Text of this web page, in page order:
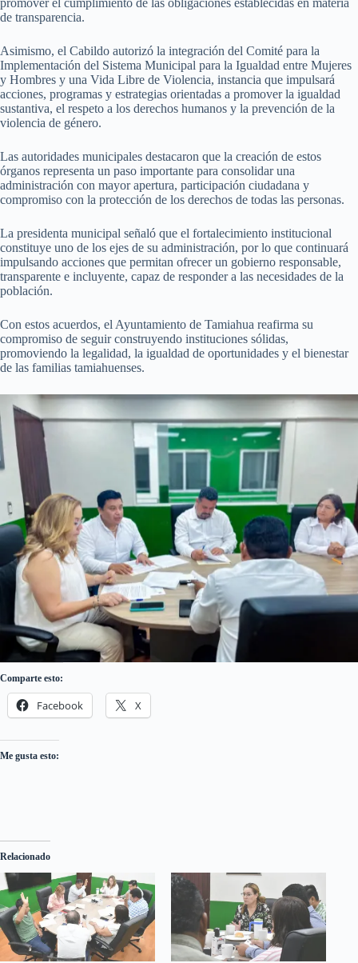
de transparencia.
Asimismo, el Cabildo autorizó la integración del Comité para la
Implementación del Sistema Municipal para la Igualdad entre Mujeres
y Hombres y una Vida Libre de Violencia, instancia que impulsará
acciones, programas y estrategias orientadas a promover la igualdad
sustantiva, el respeto a los derechos humanos y la prevención de la
violencia de género.
Las autoridades municipales destacaron que la creación de estos
órganos representa un paso importante para consolidar una
administración con mayor apertura, participación ciudadana y
compromiso con la protección de los derechos de todas las personas.
La presidenta municipal señaló que el fortalecimiento institucional
constituye uno de los ejes de su administración, por lo que continuará
impulsando acciones que permitan ofrecer un gobierno responsable,
transparente e incluyente, capaz de responder a las necesidades de la
población.
Con estos acuerdos, el Ayuntamiento de Tamiahua reafirma su
compromiso de seguir construyendo instituciones sólidas,
promoviendo la legalidad, la igualdad de oportunidades y el bienestar
de las familias tamiahuenses.
Comparte esto:
Facebook X
Me gusta esto:
Relacionado